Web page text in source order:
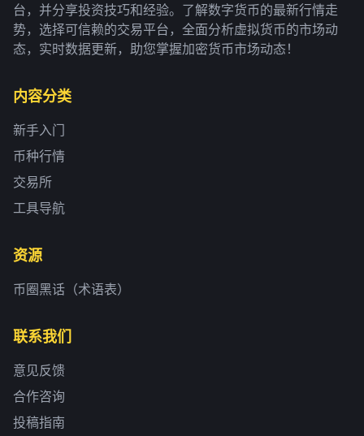
台，并分享投资技巧和经验。了解数字货币的最新行情走
势，选择可信赖的交易平台，全面分析虚拟货币的市场动
态，实时数据更新，助您掌握加密货币市场动态！
内容分类
新手入门
币种行情
交易所
工具导航
资源
币圈黑话（术语表）
联系我们
意见反馈
合作咨询
投稿指南